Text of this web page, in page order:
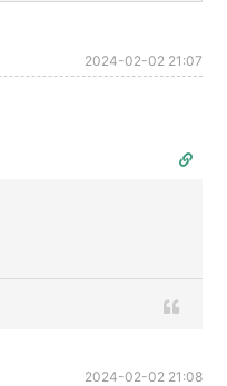
2024-02-02 21:07
2024-02-02 21:08